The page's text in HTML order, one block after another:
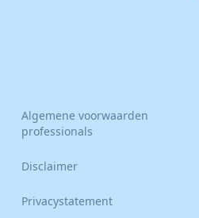
Algemene voorwaarden
professionals
Disclaimer
Privacystatement